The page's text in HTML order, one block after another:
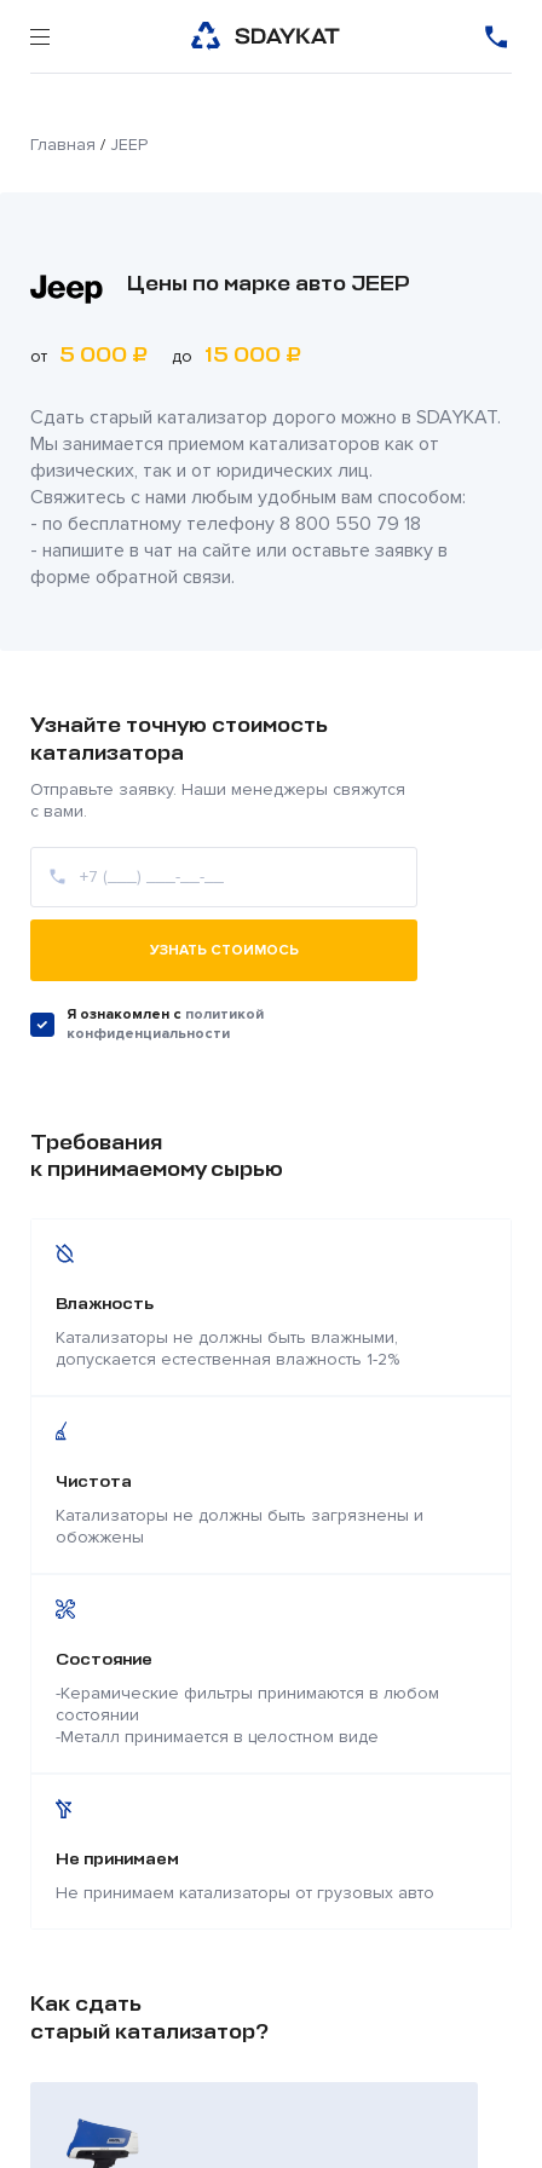
Главная / JEEP
Цены по марке авто JEEP
от 5 000 ₽ до 15 000 ₽
Сдать старый катализатор дорого можно в SDAYKAT.
Мы занимается приемом катализаторов как от
физических, так и от юридических лиц.
Свяжитесь с нами любым удобным вам способом:
- по бесплатному телефону 8 800 550 79 18
- напишите в чат на сайте или оставьте заявку в
форме обратной связи.
Узнайте точную стоимость
катализатора
Отправьте заявку. Наши менеджеры свяжутся
с вами.
УЗНАТЬ СТОИМОСЬ
Я ознакомлен c политикой
конфиденциальности
Требования
к принимаемому сырью
Влажность
Катализаторы не должны быть влажными,
допускается естественная влажность 1-2%
Чистота
Катализаторы не должны быть загрязнены и
обожжены
Состояние
-Керамические фильтры принимаются в любом
состоянии
-Металл принимается в целостном виде
Не принимаем
Не принимаем катализаторы от грузовых авто
Как сдать
старый катализатор?